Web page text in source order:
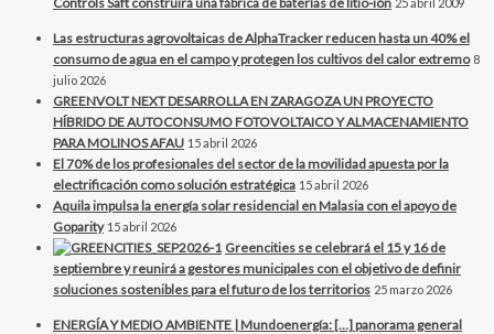
Las estructuras agrovoltaicas de AlphaTracker reducen hasta un 40% el
consumo de agua en el campo y protegen los cultivos del calor extremo 8
julio 2026
GREENVOLT NEXT DESARROLLA EN ZARAGOZA UN PROYECTO
HÍBRIDO DE AUTOCONSUMO FOTOVOLTAICO Y ALMACENAMIENTO
PARA MOLINOS AFAU 15 abril 2026
El 70% de los profesionales del sector de la movilidad apuesta por la
electrificación como solución estratégica 15 abril 2026
Aquila impulsa la energía solar residencial en Malasia con el apoyo de
Goparity 15 abril 2026
Greencities se celebrará el 15 y 16 de
septiembre y reunirá a gestores municipales con el objetivo de definir
soluciones sostenibles para el futuro de los territorios 25 marzo 2026
ENERGÍA Y MEDIO AMBIENTE | Mundoenergía: […] panorama general